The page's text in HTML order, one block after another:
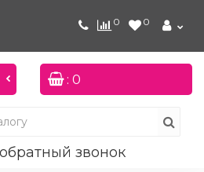
0 0
: 0
звонок